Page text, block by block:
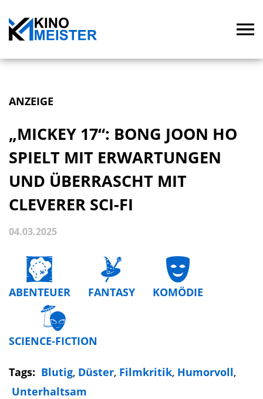
ANZEIGE
„MICKEY 17“: BONG JOON HO
SPIELT MIT ERWARTUNGEN
UND ÜBERRASCHT MIT
CLEVERER SCI-FI
04.03.2025
ABENTEUER FANTASY KOMÖDIE
SCIENCE-FICTION
Tags: Blutig, Düster, Filmkritik, Humorvoll,
Unterhaltsam